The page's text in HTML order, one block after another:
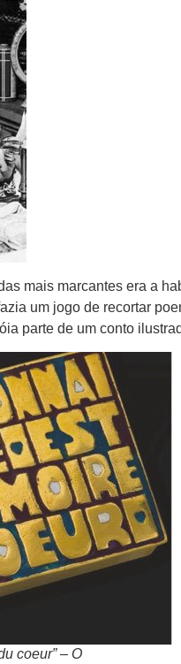
mais marcantes era a
um jogo de recortar
parte de um conto
coeur” – O